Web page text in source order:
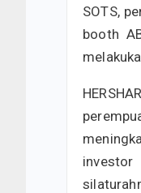
SOTS,
booth